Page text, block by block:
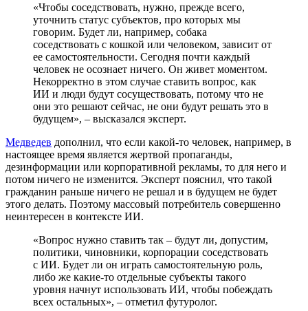
«Чтобы соседствовать, нужно, прежде всего,
уточнить статус субъектов, про которых мы
говорим. Будет ли, например, собака
соседствовать с кошкой или человеком, зависит от
ее самостоятельности. Сегодня почти каждый
человек не осознает ничего. Он живет моментом.
Некорректно в этом случае ставить вопрос, как
ИИ и люди будут сосуществовать, потому что не
они это решают сейчас, не они будут решать это в
будущем», – высказался эксперт.
Медведев дополнил, что если какой-то человек, например, в
настоящее время является жертвой пропаганды,
дезинформации или корпоративной рекламы, то для него и
потом ничего не изменится. Эксперт пояснил, что такой
гражданин раньше ничего не решал и в будущем не будет
этого делать. Поэтому массовый потребитель совершенно
неинтересен в контексте ИИ.
«Вопрос нужно ставить так – будут ли, допустим,
политики, чиновники, корпорации соседствовать
с ИИ. Будет ли он играть самостоятельную роль,
либо же какие-то отдельные субъекты такого
уровня начнут использовать ИИ, чтобы побеждать
всех остальных», – отметил футуролог.